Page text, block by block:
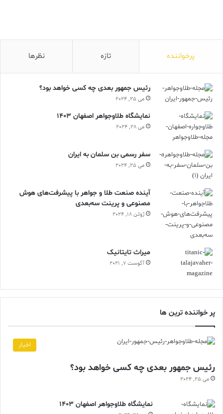
برخوردار نیستند. در نهایت حتی موافقان نیز بر این باورند که گشایش
اقتصادی، به شکل یکباره و یک شبه و در اثر سیاست‌های دفعتی رقم
دنیای اقتصاد سران قوا
پرخواننده تازه نظرها
رئیس جمهور بعدی چه کسی خواهد بود؟
می 25, 2024
نمایشگاه طلاوجواهر اصفهان 1403
می 28, 2024
سفر رسمی بن سلمان به ایران
می 25, 2024
آینده صنعت طلا و جواهر با پیشرفت‌های هوش
مصنوعی و پرینت سه‌بعدی
ژوئن 18, 2024
ميراث تايتانيک
آگوست 7, 2021
پر خواننده ترین ها
اخبار
رئیس جمهور بعدی چه کسی خواهد بود؟
می 25, 2024
نمایشگاه طلاوجواهر اصفهان 1403